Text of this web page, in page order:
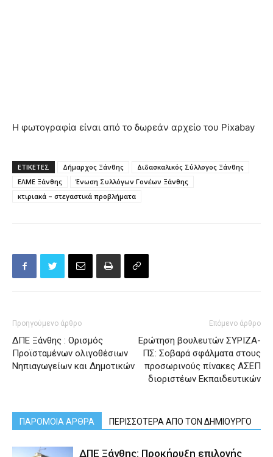
Η φωτογραφία είναι από το δωρεάν αρχείο του Pixabay
ΕΤΙΚΕΤΕΣ Δήμαρχος Ξάνθης
Διδασκαλικός Σύλλογος Ξάνθης
ΕΛΜΕ Ξάνθης
Ένωση Συλλόγων Γονέων Ξάνθης
κτιριακά – στεγαστικά προβλήματα
Προηγούμενο άρθρο
ΔΠΕ Ξάνθης : Ορισμός
Προϊσταμένων ολιγοθέσιων
Νηπιαγωγείων και Δημοτικών
Επόμενο άρθρο
Ερώτηση βουλευτών ΣΥΡΙΖΑ-
ΠΣ: Σοβαρά σφάλματα στους
προσωρινούς πίνακες ΑΣΕΠ
διοριστέων Εκπαιδευτικών
ΠΑΡΟΜΟΙΑ ΑΡΘΡΑ ΠΕΡΙΣΣΟΤΕΡΑ ΑΠΟ ΤΟΝ ΔΗΜΙΟΥΡΓΟ
ΔΠΕ Ξάνθης: Προκήρυξη επιλογής